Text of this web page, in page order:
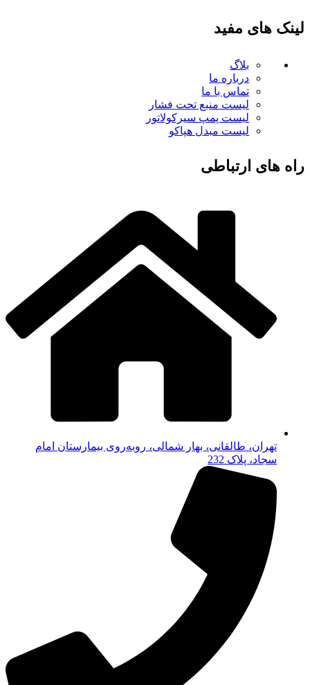
لینک های مفید
بلاگ
درباره ما
تماس با ما
لیست منبع تحت فشار
لیست پمپ سیرکولاتور
لیست مبدل هپاکو
راه های ارتباطی
تهران، طالقانی، بهار شمالی، روبه‌روی بیمارستان امام
سجاد، پلاک 232